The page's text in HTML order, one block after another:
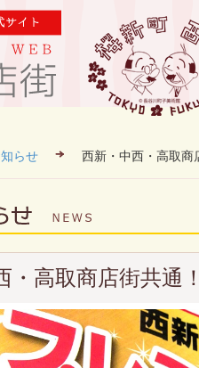
らせ 西新・中西・高取商
・高取商店街共通